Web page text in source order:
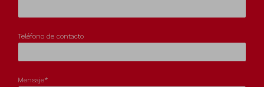
Teléfono de contacto
Mensaje*